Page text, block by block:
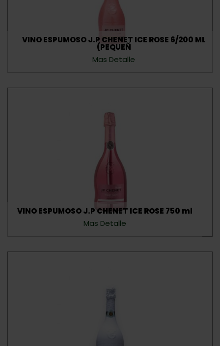
VINO ESPUMOSO J.P CHENET ICE ROSE 6/200 ML
(PEQUEÑ
Mas Detalle
VINO ESPUMOSO J.P CHENET ICE ROSE 750 ml
Mas Detalle